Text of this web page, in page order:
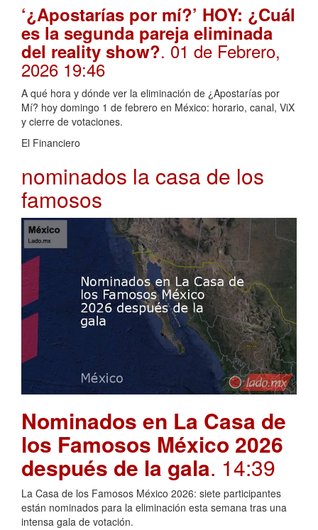
‘¿Apostarías por mí?’ HOY: ¿Cuál
es la segunda pareja eliminada
del reality show?. 01 de Febrero,
2026 19:46
A qué hora y dónde ver la eliminación de ¿Apostarías por
Mí? hoy domingo 1 de febrero en México: horario, canal, ViX
y cierre de votaciones.
El Financiero
nominados la casa de los
famosos
Nominados en La Casa de
los Famosos México 2026
después de la gala. 14:39
La Casa de los Famosos México 2026: siete participantes
están nominados para la eliminación esta semana tras una
intensa gala de votación.